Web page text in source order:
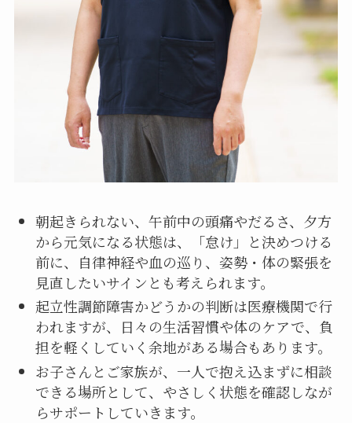
朝起きられない、午前中の頭痛やだるさ、夕方
から元気になる状態は、「怠け」と決めつける
前に、自律神経や血の巡り、姿勢・体の緊張を
見直したいサインとも考えられます。
起立性調節障害かどうかの判断は医療機関で行
われますが、日々の生活習慣や体のケアで、負
担を軽くしていく余地がある場合もあります。
お子さんとご家族が、一人で抱え込まずに相談
できる場所として、やさしく状態を確認しなが
らサポートしていきます。